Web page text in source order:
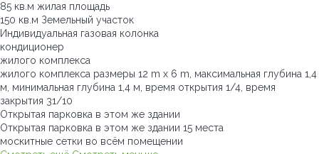
85 кв.м жилая площадь
150 кв.м Земельный участок
Индивидуальная газовая колонка
кондиционер
жилого комплекса
жилого комплекса размеры 12 m x 6 m, максимальная глубина 1,4
м, минимальная глубина 1,4 м, время открытия 1/4, время
закрытия 31/10
Открытая парковка в этом же здании
Открытая парковка в этом же здании 15 места
москитные сетки во всём помещении